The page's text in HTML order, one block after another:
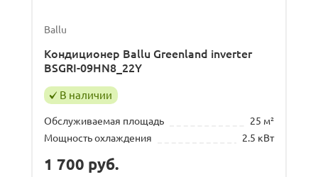
Ballu
Кондиционер Ballu Greenland inverter
BSGRI-09HN8_22Y
В наличии
Обслуживаемая площадь
25 м²
Мощность охлаждения
2.5 кВт
1 700 руб.